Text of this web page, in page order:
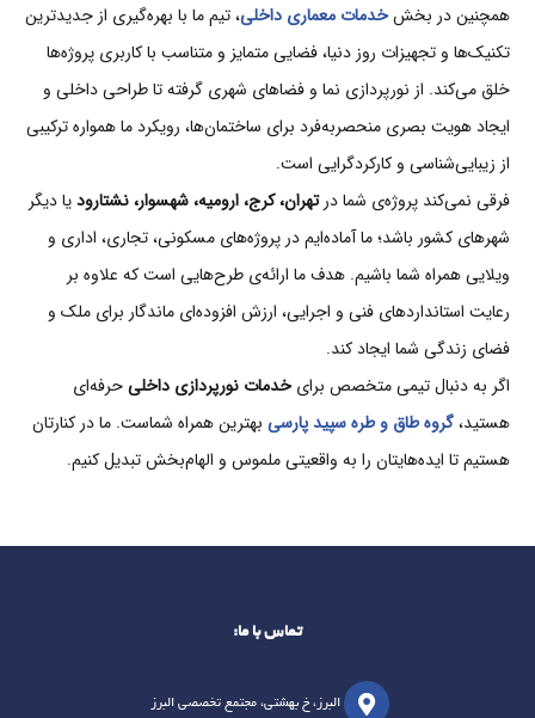
همچنین در بخشخدمات معماری داخلی، تیم ما با بهره‌گیری از جدیدترین
تکنیک‌ها و تجهیزات روز دنیا، فضایی متمایز و متناسب با کاربری پروژه‌ها
خلق می‌کند. از نورپردازی نما و فضاهای شهری گرفته تا طراحی داخلی و
ایجاد هویت بصری منحصر‌به‌فرد برای ساختمان‌ها، رویکرد ما همواره ترکیبی
از زیبایی‌شناسی و کارکردگرایی است.
فرقی نمی‌کند پروژه‌ی شما درتهران، کرج، ارومیه، شهسوار، نشتارودیا دیگر
شهرهای کشور باشد؛ ما آماده‌ایم در پروژه‌های مسکونی، تجاری، اداری و
ویلایی همراه شما باشیم. هدف ما ارائه‌ی طرح‌هایی است که علاوه بر
رعایت استانداردهای فنی و اجرایی، ارزش افزوده‌ای ماندگار برای ملک و
فضای زندگی شما ایجاد کند.
اگر به دنبال تیمی متخصص برایخدمات نورپردازی داخلیحرفه‌ای
هستید،گروه طاق و طره سپید پارسی بهترین همراه شماست. ما در کنارتان
هستیم تا ایده‌هایتان را به واقعیتی ملموس و الهام‌بخش تبدیل کنیم.
تماس با ما:
البرز، خ بهشتی، مجتمع تخصصی البرز